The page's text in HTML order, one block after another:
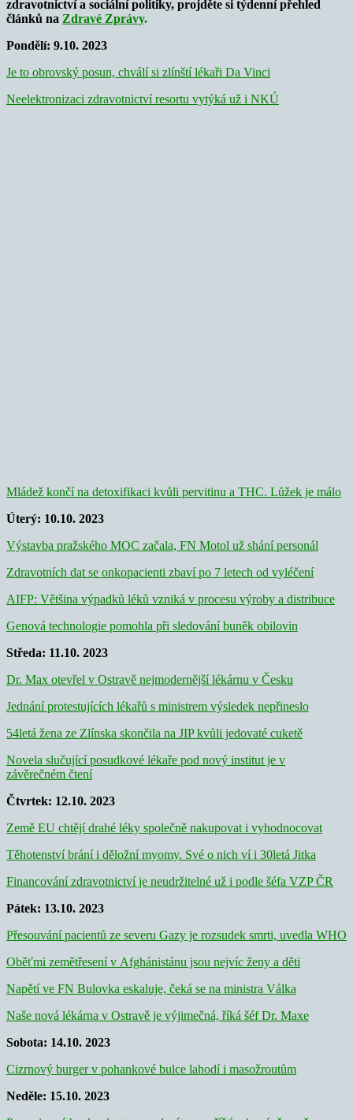
zdravotnictví a sociální politiky, projděte si týdenní přehled
článků na Zdravé Zprávy.
Pondělí: 9.10. 2023
Je to obrovský posun, chválí si zlínští lékaři Da Vinci
Neelektronizaci zdravotnictví resortu vytýká už i NKÚ
Mládež končí na detoxifikaci kvůli pervitinu a THC. Lůžek je málo
Úterý: 10.10. 2023
Výstavba pražského MOC začala, FN Motol už shání personál
Zdravotních dat se onkopacienti zbaví po 7 letech od vyléčení
AIFP: Většina výpadků léků vzniká v procesu výroby a distribuce
Genová technologie pomohla při sledování buněk obilovin
Středa: 11.10. 2023
Dr. Max otevřel v Ostravě nejmodernější lékárnu v Česku
Jednání protestujících lékařů s ministrem výsledek nepřineslo
54letá žena ze Zlínska skončila na JIP kvůli jedovaté cuketě
Novela slučující posudkové lékaře pod nový institut je v
závěrečném čtení
Čtvrtek: 12.10. 2023
Země EU chtějí drahé léky společně nakupovat i vyhodnocovat
Těhotenství brání i děložní myomy. Své o nich ví i 30letá Jitka
Financování zdravotnictví je neudržitelné už i podle šéfa VZP ČR
Pátek: 13.10. 2023
Přesouvání pacientů ze severu Gazy je rozsudek smrti, uvedla WHO
Oběťmi zemětřesení v Afghánistánu jsou nejvíc ženy a děti
Napětí ve FN Bulovka eskaluje, čeká se na ministra Válka
Naše nová lékárna v Ostravě je výjimečná, říká šéf Dr. Maxe
Sobota: 14.10. 2023
Cizrnový burger v pohankové bulce lahodí i masožroutům
Neděle: 15.10. 2023